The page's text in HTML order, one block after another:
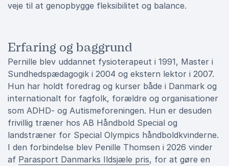
veje til at genopbygge fleksibilitet og balance.
Erfaring og baggrund
Pernille blev uddannet fysioterapeut i 1991, Master i
Sundhedspædagogik i 2004 og ekstern lektor i 2007.
Hun har holdt foredrag og kurser både i Danmark og
internationalt for fagfolk, forældre og organisationer
som ADHD- og Autismeforeningen. Hun er desuden
frivillig træner hos AB Håndbold Special og
landstræner for Special Olympics håndboldkvinderne.
I den forbindelse blev Penille Thomsen i 2026 vinder
af Parasport Danmarks Ildsjæle pris, for at gøre en